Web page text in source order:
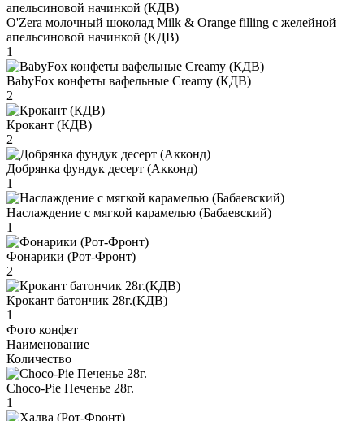
O'Zera молочный шоколад Milk & Orange filling с желейной
апельсиновой начинкой (КДВ)
1
BabyFox конфеты вафельные Creamy (КДВ)
2
Крокант (КДВ)
2
Добрянка фундук десерт (Акконд)
1
Наслаждение с мягкой карамелью (Бабаевский)
1
Фонарики (Рот-Фронт)
2
Крокант батончик 28г.(КДВ)
1
Фото конфет
Наименование
Количество
Choco-Pie Печенье 28г.
1